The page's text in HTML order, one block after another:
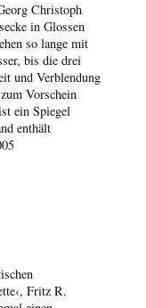
Christoph
in Glossen
so lange mit
bis die drei
und Verblendung
Vorschein
ein Spiegel
enthält
Fritz R.